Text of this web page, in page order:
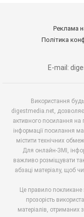
Реклама
Політика
E-mail:
Використання
digestmedia.net,
активного посилання на
інформації посилання
містити технічних
Для онлайн-ЗМІ,
важливо розміщувати
абзаці матеріалу, щоб
Це правило покликане
прозорість
матеріалів, отриманих